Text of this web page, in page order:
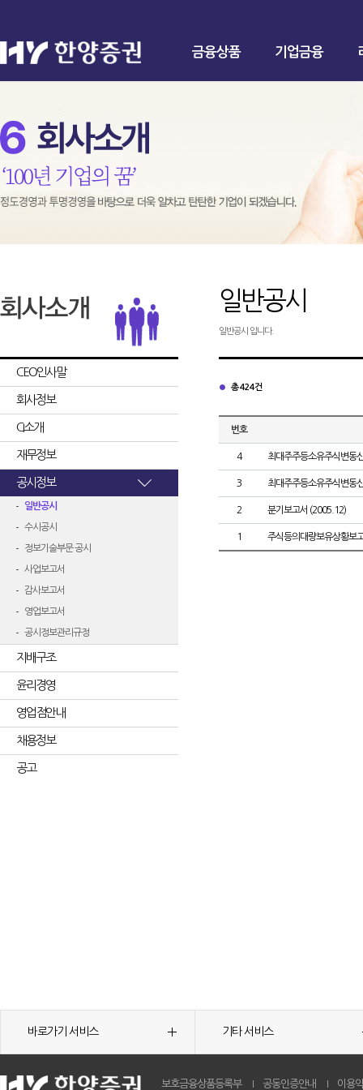
금융상품 기업금융
CEO인사말
회사정보
CI소개
재무정보
공시정보
일반공시
수시공시
정보기술부문 공시
사업보고서
감사보고서
영업보고서
공시정보관리규정
지배구조
윤리경영
영업점안내
채용정보
공고
일반공시
일반공시 입니다.
총 424건
번호
4 최대주주등소유주식변동
3 최대주주등소유주식변동
2 분기보고서 (2005.12)
1 주식등의대량보유상황보
바로가기 서비스 기타 서비스
보호금융상품등록부 공동인증안내 이용